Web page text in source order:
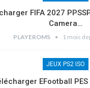
FIFA 2027
Camera…
PLAYEROMS 1 mois
JEUX PS2 ISO
EFootball PES